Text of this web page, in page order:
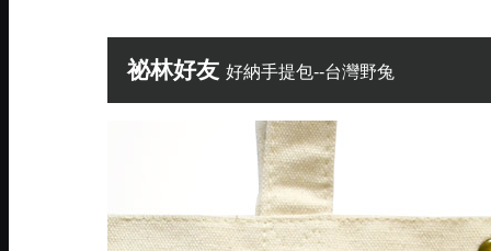
祕林好友 好納手提包--台灣野兔